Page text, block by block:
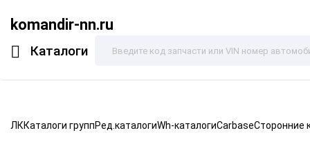
komandir-nn.ru
Каталоги
ЛККаталоги группРед.каталогиWh-каталогиCarbaseСторонние